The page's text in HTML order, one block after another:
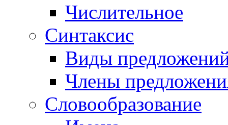
Числительное
Синтаксис
Виды
Члены
Словообразование